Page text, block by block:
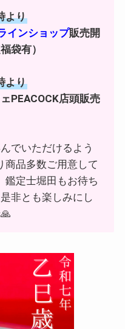
より
インショップ販売開
袋有）
より
PEACOCK店頭販売
でいただけるよう
商品多数ご用意して
鑑定士堀田もお待ち
非とも楽しみにし